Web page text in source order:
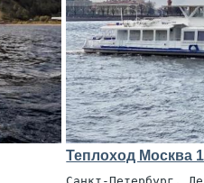
Теплоход Москва